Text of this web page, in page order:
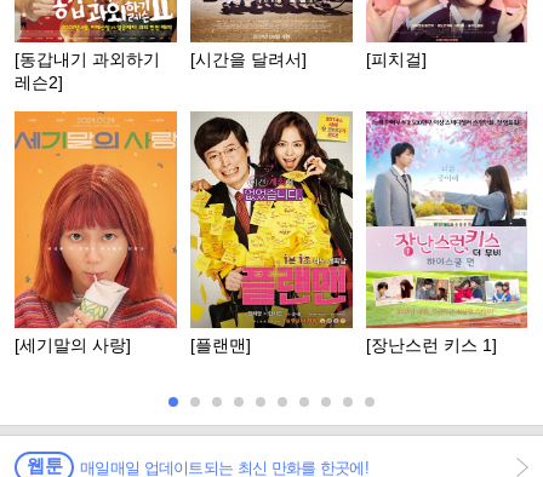
[동갑내기 과외하기
레슨2]
[시간을 달려서] [피치걸]
[세기말의 사랑] [플랜맨] [장난스런 키스 1]
웹툰 매일매일 업데이트되는 최신 만화를 한곳에!